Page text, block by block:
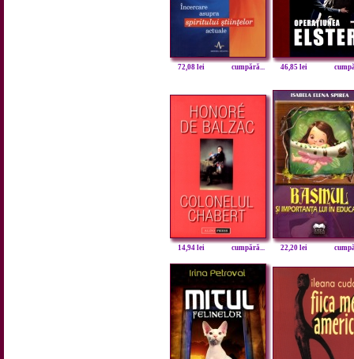
72,08 lei cumpără... 46,85 lei
14,94 lei cumpără... 22,20 lei